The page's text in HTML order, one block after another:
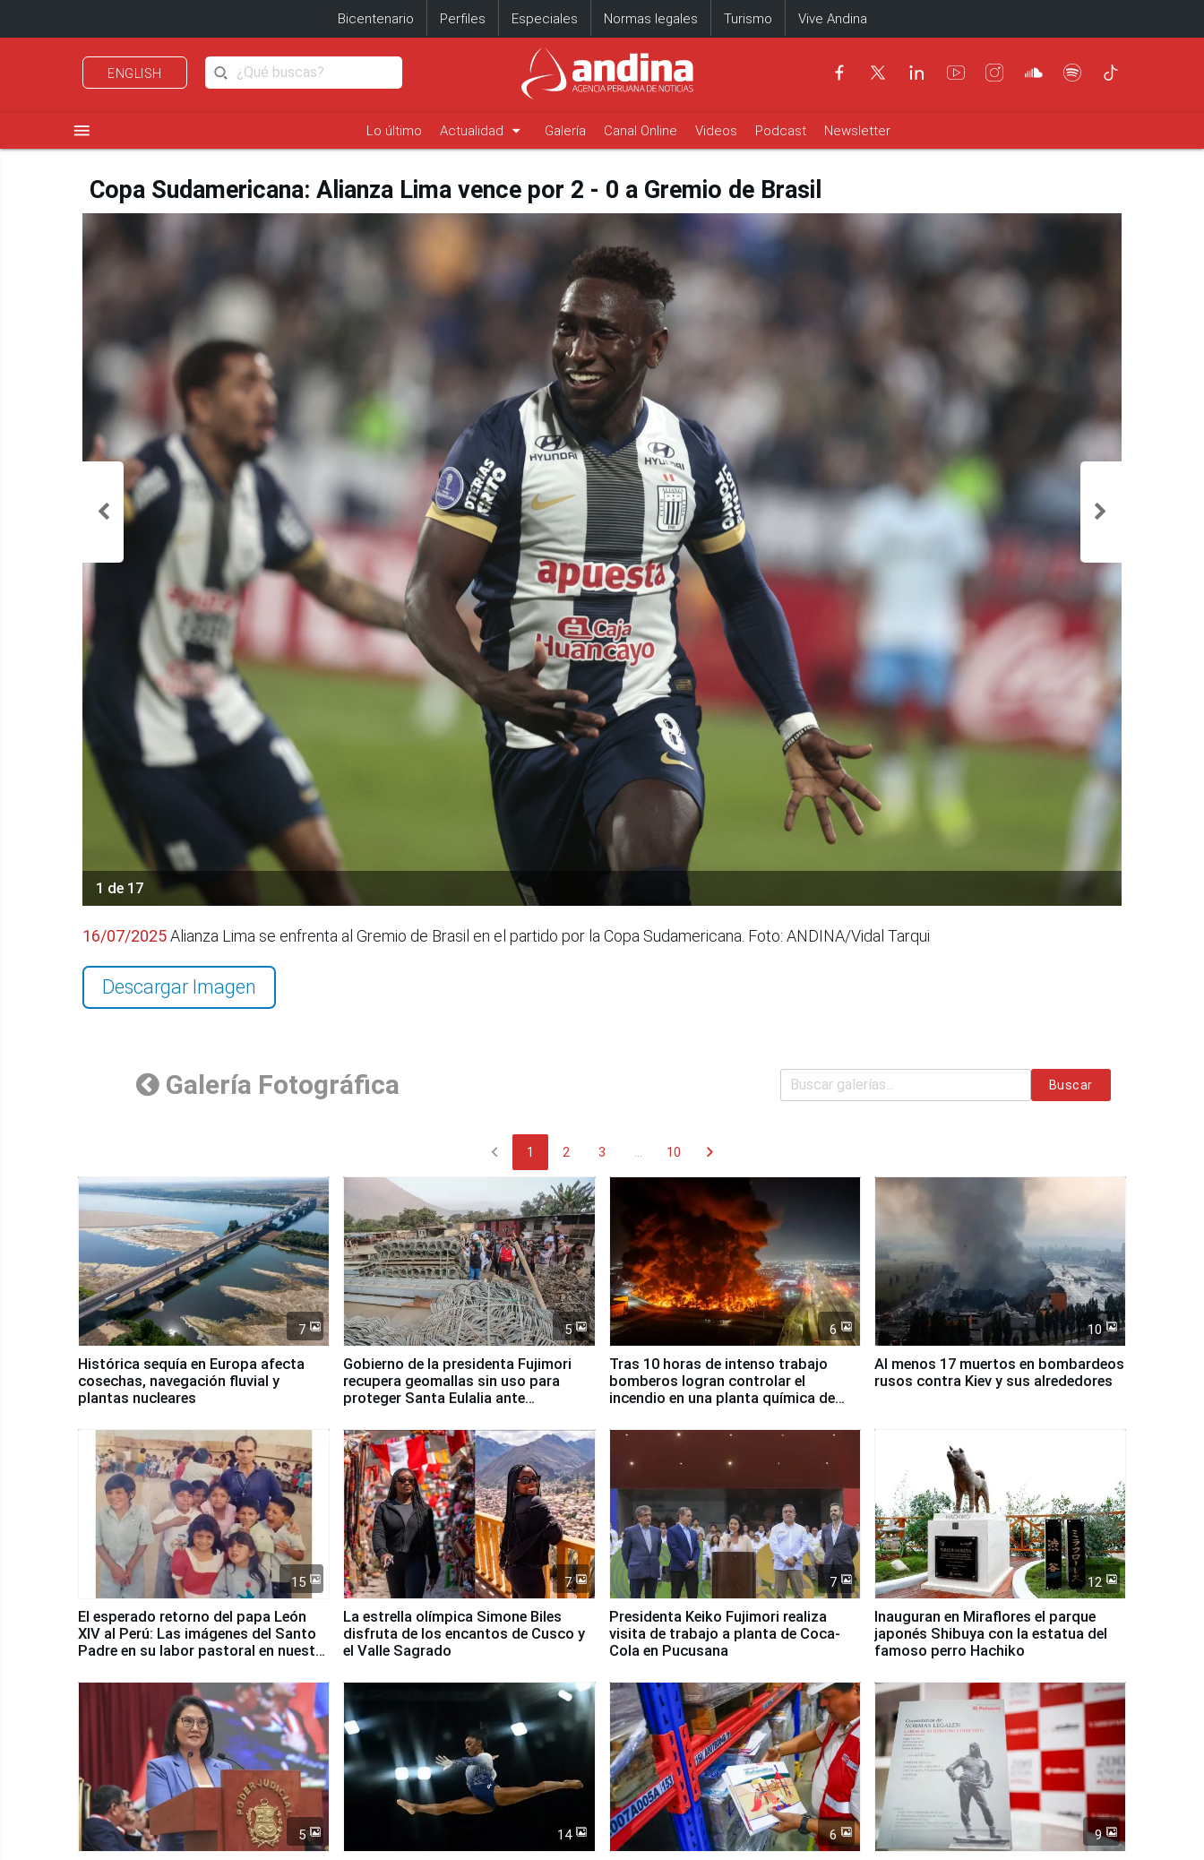
Bicentenario Perfiles Especiales Normas legales Turismo Vive Andina
ENGLISH
menu Lo último Actualidad arrow_drop_down Galería Canal Online Videos Podcast Newsletter
Copa Sudamericana: Alianza Lima vence por 2 - 0 a Gremio de Brasil
1 de 17
16/07/2025Alianza Lima se enfrenta al Gremio de Brasil en el partido por la Copa Sudamericana. Foto: ANDINA/Vidal Tarqui
Descargar Imagen
Galería Fotográfica Buscar
chevron_left 1 2 3 10 chevron_right
7
Histórica sequía en Europa afecta
cosechas, navegación fluvial y
plantas nucleares
5
Gobierno de la presidenta Fujimori
recupera geomallas sin uso para
proteger Santa Eulalia ante
6
Tras 10 horas de intenso trabajo
bomberos logran controlar el
incendio en una planta química de
10
Al menos 17 muertos en bombardeos
rusos contra Kiev y sus alrededores
15
El esperado retorno del papa León
XIV al Perú: Las imágenes del Santo
Padre en su labor pastoral en nuestro
7
La estrella olímpica Simone Biles
disfruta de los encantos de Cusco y
el Valle Sagrado
7
Presidenta Keiko Fujimori realiza
visita de trabajo a planta de Coca-
Cola en Pucusana
12
Inauguran en Miraflores el parque
japonés Shibuya con la estatua del
famoso perro Hachiko
5 14 6 9